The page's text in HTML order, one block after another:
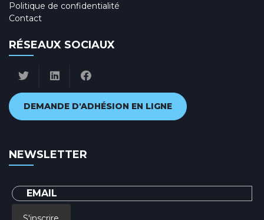
Politique de confidentialité
Contact
RÉSEAUX SOCIAUX
DEMANDE D'ADHÉSION EN LIGNE
NEWSLETTER